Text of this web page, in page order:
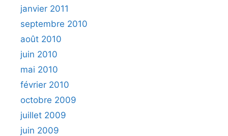
janvier 2011
septembre 2010
août 2010
juin 2010
mai 2010
février 2010
octobre 2009
juillet 2009
juin 2009